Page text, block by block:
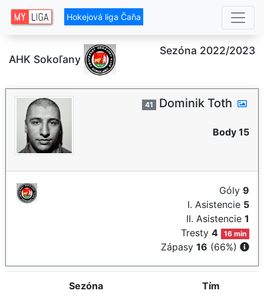
Hokejová liga Čaňa
AHK Sokoľany
Sezóna 2022/2023
41 Dominik Toth
Body 15
Góly 9
I. Asistencie 5
II. Asistencie 1
Tresty4 16 min
Zápasy 16 (66%)
Sezóna Tím